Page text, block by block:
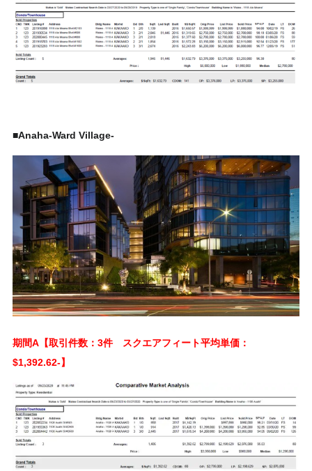
■Anaha-Ward Village-
期間A【取引件数：3件 スクエアフィート平均単価：
$1,392.62-】